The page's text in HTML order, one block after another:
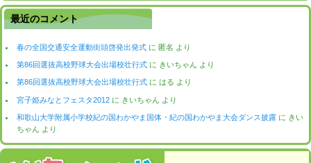
最近のコメント
春の全国交通安全運動街頭啓発出発式 に匿名 より
第86回選抜高校野球大会出場校壮行式 に きいちゃん より
第86回選抜高校野球大会出場校壮行式 にはる より
宮子姫みなとフェスタ2012 に きいちゃん より
和歌山大学附属小学校紀の国わかやま国体・紀の国わかやま大会ダンス披露 に きい
ちゃん より